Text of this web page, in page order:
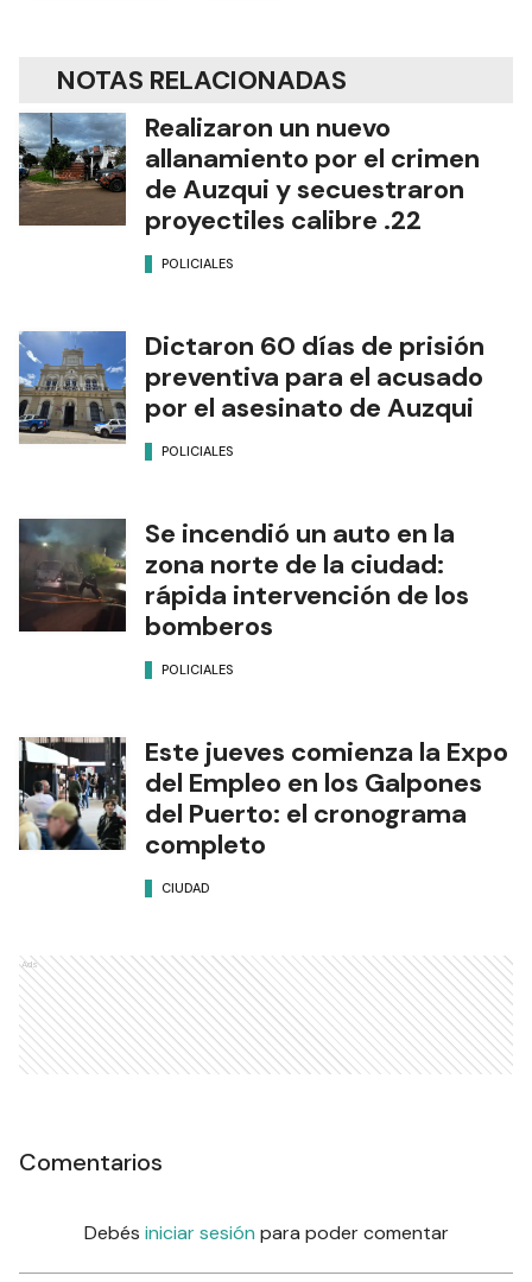
NOTAS RELACIONADAS
Realizaron un nuevo
allanamiento por el crimen
de Auzqui y secuestraron
proyectiles calibre .22
POLICIALES
Dictaron 60 días de prisión
preventiva para el acusado
por el asesinato de Auzqui
POLICIALES
Se incendió un auto en la
zona norte de la ciudad:
rápida intervención de los
bomberos
POLICIALES
Este jueves comienza la Expo
del Empleo en los Galpones
del Puerto: el cronograma
completo
CIUDAD
Ads
Comentarios
Debés iniciar sesión para poder comentar